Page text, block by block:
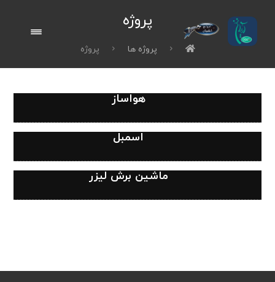
پروژه
پروژه ها پروژه
هواساز
اسمبل
ماشین برش لیزر